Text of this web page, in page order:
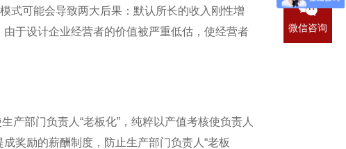
式可能会导致两大后果：默认所长的收入刚性增
于设计企业经营者的价值被严重低估，使经营者
产部门负责人“老板化”，纯粹以产值考核使负责人
奖励的薪酬制度，防止生产部门负责人“老板
微信咨询